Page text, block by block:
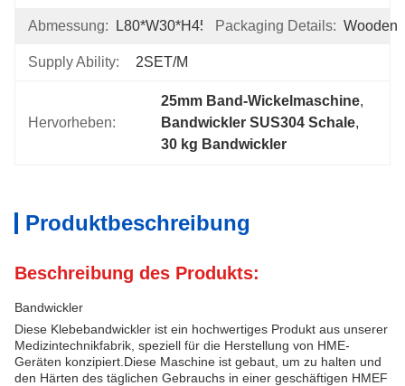
Abmessung: L80*W30*H45CMPackaging Details: Wooden
Supply Ability: 2SET/M
Hervorheben:
25mm Band-Wickelmaschine,
Bandwickler SUS304 Schale,
30 kg Bandwickler
Produktbeschreibung
Beschreibung des Produkts:
Bandwickler
Diese Klebebandwickler ist ein hochwertiges Produkt aus unserer
Medizintechnikfabrik, speziell für die Herstellung von HME-
Geräten konzipiert.Diese Maschine ist gebaut, um zu halten und
den Härten des täglichen Gebrauchs in einer geschäftigen HMEF